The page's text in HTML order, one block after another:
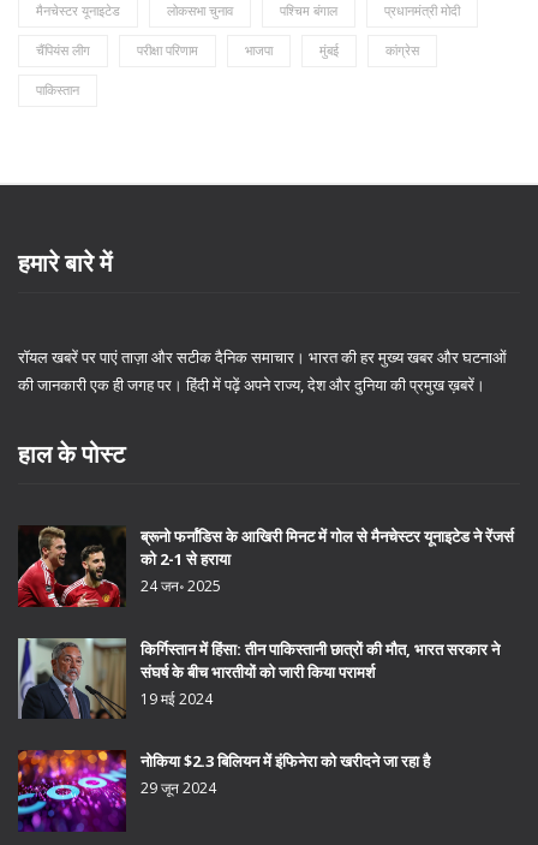
मैनचेस्टर यूनाइटेड लोकसभा चुनाव पश्चिम बंगाल प्रधानमंत्री मोदी
चैंपियंस लीग परीक्षा परिणाम भाजपा मुंबई कांग्रेस
पाकिस्तान
हमारे बारे में
रॉयल खबरें पर पाएं ताज़ा और सटीक दैनिक समाचार। भारत की हर मुख्य खबर और घटनाओं
की जानकारी एक ही जगह पर। हिंदी में पढ़ें अपने राज्य, देश और दुनिया की प्रमुख ख़बरें।
हाल के पोस्ट
ब्रूनो फर्नांडिस के आखिरी मिनट में गोल से मैनचेस्टर यूनाइटेड ने रेंजर्स
को 2-1 से हराया
24 जन॰ 2025
किर्गिस्तान में हिंसा: तीन पाकिस्तानी छात्रों की मौत, भारत सरकार ने
संघर्ष के बीच भारतीयों को जारी किया परामर्श
19 मई 2024
नोकिया $2.3 बिलियन में इंफिनेरा को खरीदने जा रहा है
29 जून 2024